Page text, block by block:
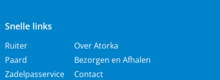
Snelle links
Ruiter
Paard
Zadelpasservice
Over Atorka
Bezorgen en Afhalen
Contact